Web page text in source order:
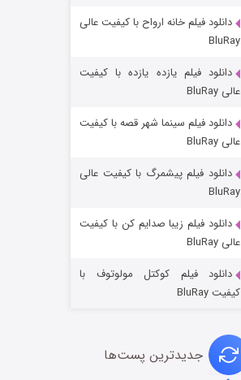
خاندان اژدها فصل ۳
جادوگری در مغولستان
دانلود فیلم خانه ارواح با کیفیت عالی
BluRay
دانلود فیلم یازده یازده با کیفیت
عالی BluRay
دانلود فیلم سینما شهر قصه با کیفیت
عالی BluRay
دانلود فیلم پیشمرگ با کیفیت عالی
BluRay
دانلود فیلم زیبا صدایم کن با کیفیت
عالی BluRay
دانلود فیلم کوکتل مولوتوف با
کیفیت BluRay
جدیدترین پست‌ها